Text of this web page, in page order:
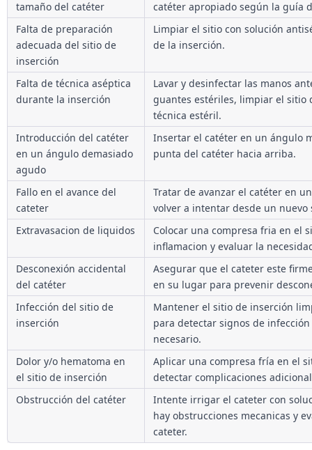
tamaño del catéter
catéter apropiado según la guía
Falta de preparación
adecuada del sitio de
inserción
Limpiar el sitio con solución
de la inserción.
Falta de técnica aséptica
durante la inserción
Lavar y desinfectar las manos
guantes estériles, limpiar el sitio
técnica estéril.
Introducción del catéter
en un ángulo demasiado
agudo
Insertar el catéter en un ángulo
punta del catéter hacia arriba.
Fallo en el avance del
cateter
Tratar de avanzar el catéter en
volver a intentar desde un nuevo
Extravasacion de liquidos
Colocar una compresa fria en el
inflamacion y evaluar la
Desconexión accidental
del catéter
Asegurar que el cateter este
en su lugar para prevenir
Infección del sitio de
inserción
Mantener el sitio de inserción
para detectar signos de
necesario.
Dolor y/o hematoma en
el sitio de inserción
Aplicar una compresa fría en el
detectar complicaciones
Obstrucción del catéter
Intente irrigar el cateter con
hay obstrucciones mecanicas y
cateter.